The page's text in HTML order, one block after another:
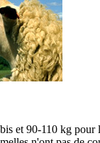
et 90-110 kg